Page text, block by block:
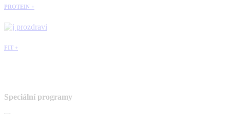
PROTEIN +
FIT +
Speciální programy